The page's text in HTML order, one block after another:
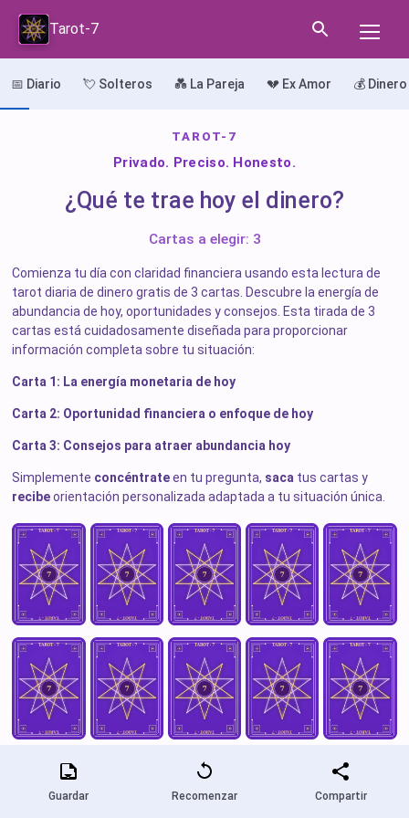
Tarot-7
📅 Diario 💘 Solteros 💑 La Pareja 💔 Ex Amor 💰
Guardar Recomenzar Compartir
TAROT-7
Privado. Preciso. Honesto.
¿Qué te trae hoy el dinero?
Cartas a elegir: 3
Comienza tu día con claridad financiera usando esta lectura de
tarot diaria de dinero gratis de 3 cartas. Descubre la energía de
abundancia de hoy, oportunidades y consejos. Esta tirada de 3
cartas está cuidadosamente diseñada para proporcionar
información completa sobre tu situación:
Carta 1: La energía monetaria de hoy
Carta 2: Oportunidad financiera o enfoque de hoy
Carta 3: Consejos para atraer abundancia hoy
Simplemente concéntrateen tu pregunta, saca tus cartas y
recibeorientación personalizada adaptada a tu situación única.